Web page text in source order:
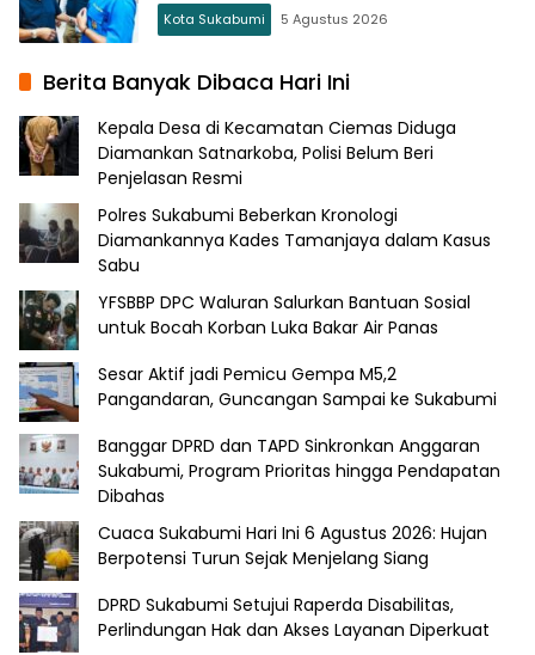
Kota Sukabumi 5 Agustus 2026
Berita Banyak Dibaca Hari Ini
Kepala Desa di Kecamatan Ciemas Diduga
Diamankan Satnarkoba, Polisi Belum Beri
Penjelasan Resmi
Polres Sukabumi Beberkan Kronologi
Diamankannya Kades Tamanjaya dalam Kasus
Sabu
YFSBBP DPC Waluran Salurkan Bantuan Sosial
untuk Bocah Korban Luka Bakar Air Panas
Sesar Aktif jadi Pemicu Gempa M5,2
Pangandaran, Guncangan Sampai ke Sukabumi
Banggar DPRD dan TAPD Sinkronkan Anggaran
Sukabumi, Program Prioritas hingga Pendapatan
Dibahas
Cuaca Sukabumi Hari Ini 6 Agustus 2026: Hujan
Berpotensi Turun Sejak Menjelang Siang
DPRD Sukabumi Setujui Raperda Disabilitas,
Perlindungan Hak dan Akses Layanan Diperkuat